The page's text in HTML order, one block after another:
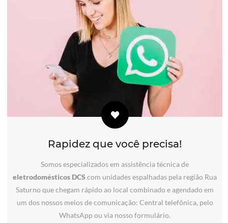
Rapidez que você precisa!
Somos especializados em assistência técnica de
eletrodomésticos DCS com unidades espalhadas pela região Rua
Saturno que chegam rápido ao local combinado e agendado em
um dos nossos meios de comunicação: Central telefônica, pelo
WhatsApp ou via nosso formulário.